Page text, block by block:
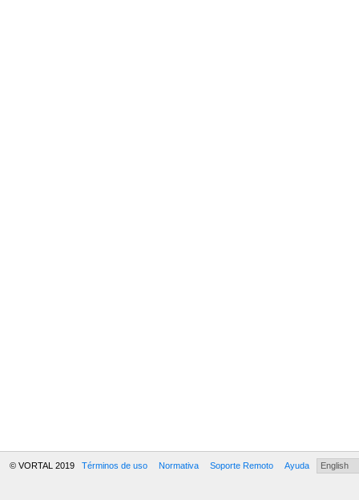
© VORTAL 2019 Términos de uso Normativa Soporte Remoto Ayuda